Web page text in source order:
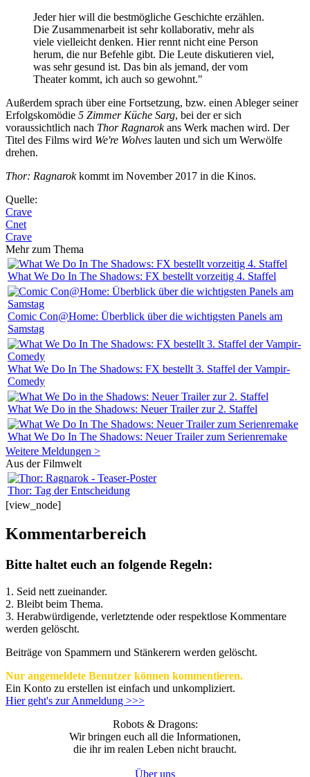
Jeder hier will die bestmögliche Geschichte erzählen.
Die Zusammenarbeit ist sehr kollaborativ, mehr als
viele vielleicht denken. Hier rennt nicht eine Person
herum, die nur Befehle gibt. Die Leute diskutieren viel,
was sehr gesund ist. Das bin als jemand, der vom
Theater kommt, ich auch so gewohnt."
Außerdem sprach über eine Fortsetzung, bzw. einen Ableger seiner
Erfolgskomödie 5 Zimmer Küche Sarg, bei der er sich
voraussichtlich nach Thor Ragnarokans Werk machen wird. Der
Titel des Films wird We're Wolves lauten und sich um Werwölfe
drehen.
Thor: Ragnarokkommt im November 2017 in die Kinos.
Quelle:
Crave
Cnet
Crave
Mehr zum Thema
What We Do In The Shadows: FX bestellt vorzeitig 4. Staffel
Comic Con@Home: Überblick über die wichtigsten Panels am
Samstag
What We Do In The Shadows: FX bestellt 3. Staffel der Vampir-
Comedy
What We Do in the Shadows: Neuer Trailer zur 2. Staffel
What We Do In The Shadows: Neuer Trailer zum Serienremake
Weitere Meldungen >
Aus der Filmwelt
Thor: Tag der Entscheidung
[view_node]
Kommentarbereich
Bitte haltet euch an folgende Regeln:
1. Seid nett zueinander.
2. Bleibt beim Thema.
3. Herabwürdigende, verletztende oder respektlose Kommentare
werden gelöscht.
Beiträge von Spammern und Stänkerern werden gelöscht.
Nur angemeldete Benutzer können kommentieren.
Ein Konto zu erstellen ist einfach und unkompliziert.
Hier geht's zur Anmeldung >>>
Robots & Dragons:
Wir bringen euch all die Informationen,
die ihr im realen Leben nicht braucht.
Über uns